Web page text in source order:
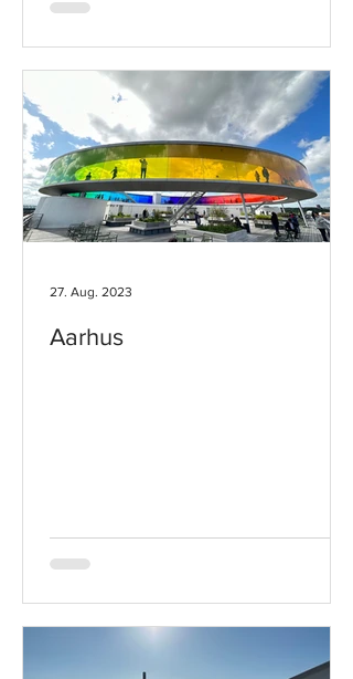
Aarhus
27. Aug. 2023